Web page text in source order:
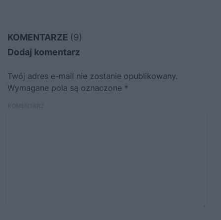
KOMENTARZE (9)
Dodaj komentarz
Twój adres e-mail nie zostanie opublikowany.
Wymagane pola są oznaczone *